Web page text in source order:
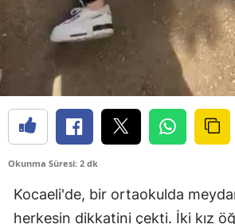
Okunma Süresi: 2 dk
Kocaeli'de, bir ortaokulda
herkesin dikkatini çekti. İki kız